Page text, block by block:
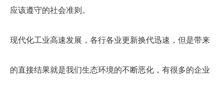
应该遵守的社会准则。
现代化工业高速发展，各行各业更新换代迅速，但是带来
的直接结果就是我们生态环境的不断恶化，有很多的企业